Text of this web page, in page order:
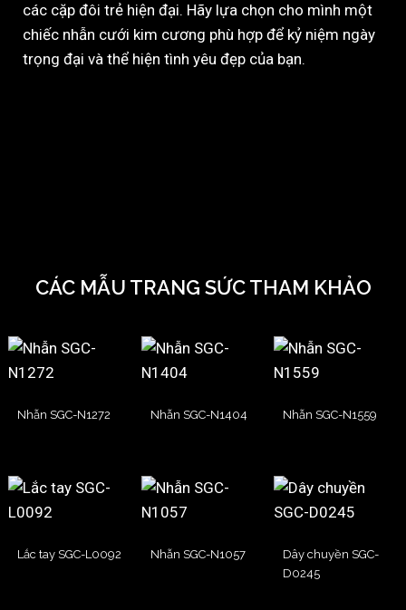
các cặp đôi trẻ hiện đại. Hãy lựa chọn cho mình một
chiếc nhẫn cưới kim cương phù hợp để kỷ niệm ngày
trọng đại và thể hiện tình yêu đẹp của bạn.
CÁC MẪU TRANG SỨC THAM KHẢO
Nhẫn SGC-N1272 Nhẫn SGC-N1404 Nhẫn SGC-N1559
Lắc tay SGC-L0092 Nhẫn SGC-N1057
Dây chuyền SGC-
D0245